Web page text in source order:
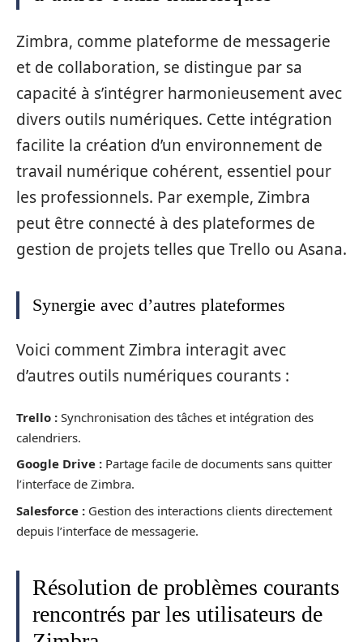
Zimbra, comme plateforme de messagerie
et de collaboration, se distingue par sa
capacité à s’intégrer harmonieusement avec
divers outils numériques. Cette intégration
facilite la création d’un environnement de
travail numérique cohérent, essentiel pour
les professionnels. Par exemple, Zimbra
peut être connecté à des plateformes de
gestion de projets telles que Trello ou Asana.
Synergie avec d’autres plateformes
Voici comment Zimbra interagit avec
d’autres outils numériques courants :
Trello : Synchronisation des tâches et intégration des
calendriers.
Google Drive : Partage facile de documents sans quitter
l’interface de Zimbra.
Salesforce : Gestion des interactions clients directement
depuis l’interface de messagerie.
Résolution de problèmes courants
rencontrés par les utilisateurs de